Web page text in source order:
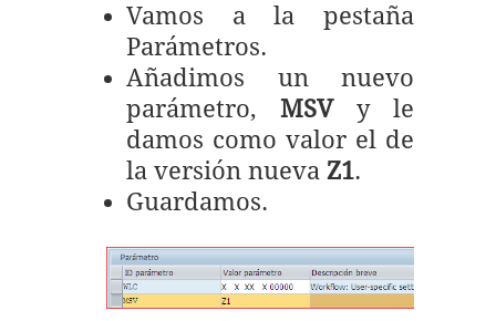
Vamos a la pestaña
Parámetros.
Añadimos un nuevo
parámetro, MSV y le
damos como valor el de
la versión nueva Z1.
Guardamos.